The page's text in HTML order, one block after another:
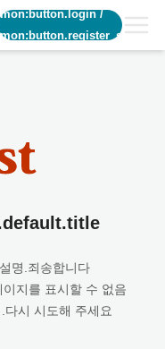
/
명.죄송합니다
지를 표시할 수 없음
시 시도해 주세요